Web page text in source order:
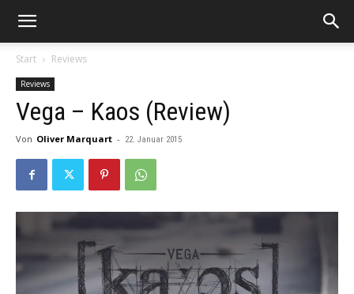
Start Reviews
Reviews
Vega – Kaos (Review)
Von Oliver Marquart - 22. Januar 2015